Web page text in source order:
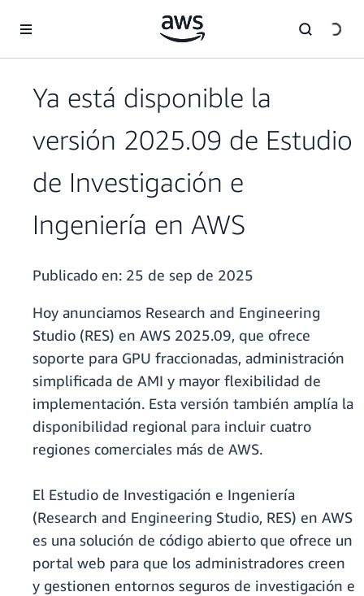
Ya está disponible la
versión 2025.09 de Estudio
de Investigación e
Ingeniería en AWS
Publicado en: 25 de sep de 2025
Hoy anunciamos Research and Engineering
Studio (RES) en AWS 2025.09, que ofrece
soporte para GPU fraccionadas, administración
simplificada de AMI y mayor flexibilidad de
implementación. Esta versión también amplía la
disponibilidad regional para incluir cuatro
regiones comerciales más de AWS.
El Estudio de Investigación e Ingeniería
(Research and Engineering Studio, RES) en AWS
es una solución de código abierto que ofrece un
portal web para que los administradores creen
y gestionen entornos seguros de investigación e